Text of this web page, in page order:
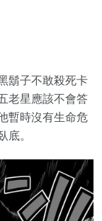
鬍子不敢殺死卡
老星應該不會答
暫時沒有生命危
底。